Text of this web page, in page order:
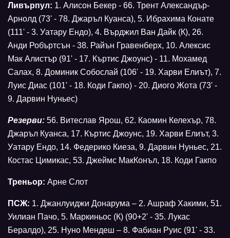
Ливърпул: 1. Алисон Бекер - 66. Трент Александър-
Арнолд (73' - 78. Джаръл Куанса), 5. Ибрахима Конате
(111' - 3. Уатару Ендо), 4. Върджил Ван Дайк (К), 26.
Анди Робъртсън - 38. Райън Гравенберх, 10. Алексис
Мак Алистър (91' - 17. Къртис Джоунс) - 11. Мохамед
Салах, 8. Доминик Собослай (106' - 19. Харви Елиът), 7.
Луис Диас (101' - 18. Коди Гакпо) - 20. Диого Жота (73' -
9. Дарвин Нуньес)
Резерви: 56. Витеслав Ярош, 62. Каомин Келехър, 78.
Джаръл Куанса, 17. Къртис Джоунс, 19. Харви Елиът, 3.
Уатару Ендо, 14. Федерико Киеза, 9. Дарвин Нуньес, 21.
Костас Цимикас, 53. Джеймс МакКонъл, 18. Коди Гакпо
Треньор: Арне Слот
ПСЖ: 1. Джанлуиджи Донарума – 2. Ашраф Хакими, 51.
Уилиан Пачо, 5. Маркиньос (К) (90+2' - 35. Лукас
Бералдо), 25. Нуно Мендеш – 8. Фабиан Руис (91' - 33.